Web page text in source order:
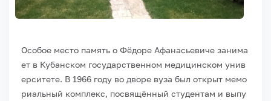
Особое место память о Фёдоре Афанасьевиче занима
ет в Кубанском государственном медицинском унив
ерситете. В 1966 году во дворе вуза был открыт мемо
риальный комплекс, посвящённый студентам и выпу